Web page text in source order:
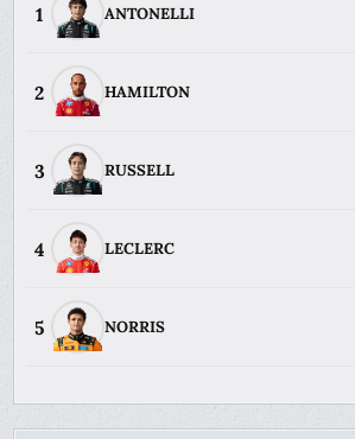
1 ANTONELLI
2 HAMILTON
3 RUSSELL
4 LECLERC
5 NORRIS